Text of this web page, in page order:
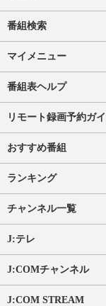
番組検索
マイメニュー
番組表ヘルプ
リモート録画予約ガ
おすすめ番組
ランキング
チャンネル一覧
J:テレ
J:COMチャンネル
J:COM STREAM